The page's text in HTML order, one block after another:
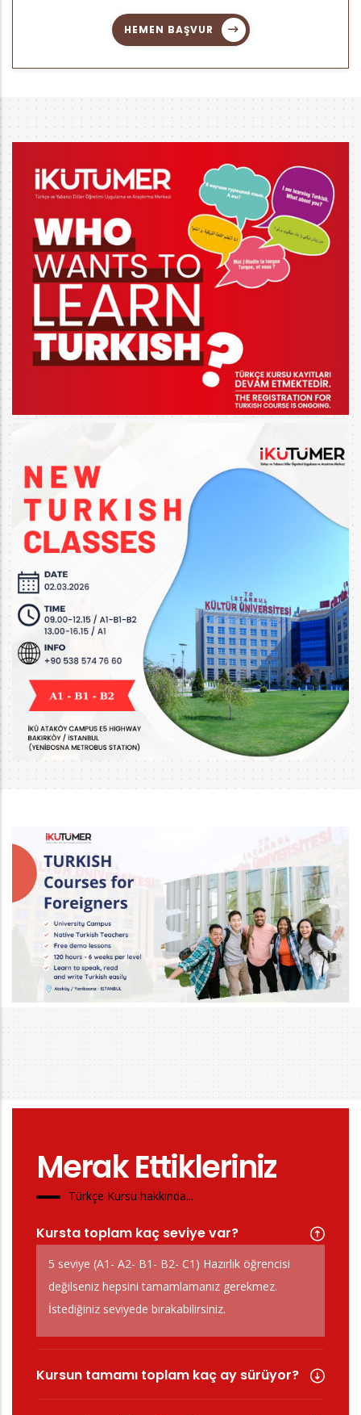
HEMEN BAŞVUR
Merak Ettikleriniz
Türkçe Kursu hakkında...
Kursta toplam kaç seviye var?
5 seviye (A1- A2- B1- B2- C1) Hazırlık öğrencisi
değilseniz hepsini tamamlamanız gerekmez.
İstediğiniz seviyede bırakabilirsiniz.
Kursun tamamı toplam kaç ay sürüyor?